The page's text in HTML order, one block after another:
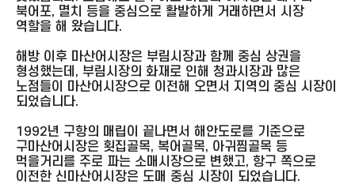
북어포, 멸치 등을 중심으로 활발하게 거래하면서 시장
역할을 해 왔습니다.
해방 이후 마산어시장은 부림시장과 함께 중심 상권을
형성했는데, 부림시장의 화재로 인해 청과시장과 많은
노점들이 마산어시장으로 이전해 오면서 지역의 중심 시장이
되었습니다.
1992년 구항의 매립이 끝나면서 해안도로를 기준으로
구마산어시장은 횟집골목, 복어골목, 아귀찜골목 등
먹을거리를 주로 파는 소매시장으로 변했고, 항구 쪽으로
이전한 신마산어시장은 도매 중심 시장이 되었습니다.